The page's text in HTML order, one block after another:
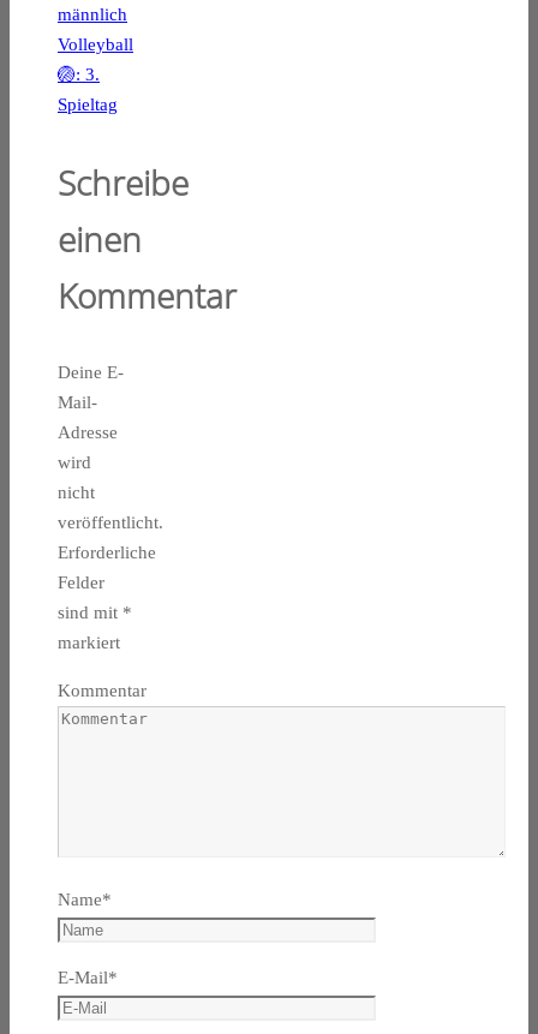
männlich
Volleyball
🏐: 3.
Spieltag
Schreibe
einen
Kommentar
Deine E-
Mail-
Adresse
wird
nicht
veröffentlicht.
Erforderliche
Felder
sind mit *
markiert
Kommentar
Name*
E-Mail*